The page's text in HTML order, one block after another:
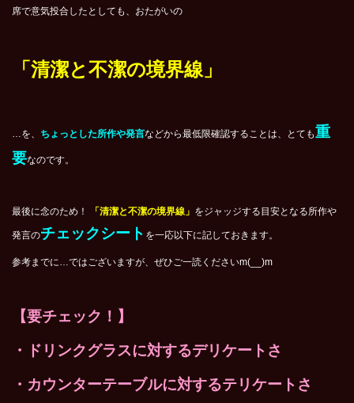
席で意気投合したとしても、おたがいの
「清潔と不潔の境界線」
…を、 ちょっとした所作や発言などから最低限確認することは、とても重
要なのです。
最後に念のため！ 「清潔と不潔の境界線」 をジャッジする目安となる所作や
発言のチェックシート を一応以下に記しておきます。
参考までに…ではございますが、 ぜひご一読くださいm(__)m
【要チェック！】
・ドリンクグラスに対するデリケートさ
・カウンターテーブルに対するテリケートさ